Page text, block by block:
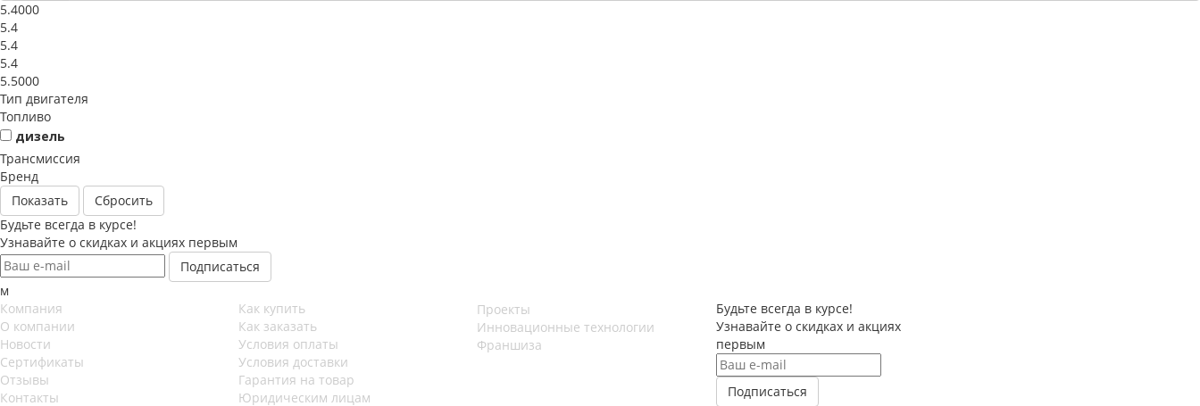
5.4000
5.4
5.4
5.4
5.5000
Тип двигателя
Топливо
дизель
Трансмиссия
Бренд
Сбросить
Будьте всегда в курсе!
Узнавайте о скидках и акциях первым
м
Компания
О компании
Новости
Сертификаты
Отзывы
Контакты
Как купить
Как заказать
Условия оплаты
Условия доставки
Гарантия на товар
Юридическим лицам
Проекты
Инновационные технологии
Франшиза
Будьте всегда в курсе!
Узнавайте о скидках и акциях
первым